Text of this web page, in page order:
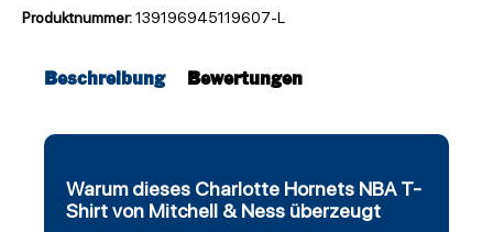
Produktnummer:139196945119607-L
Beschreibung Bewertungen
Warum dieses Charlotte Hornets NBA T-
Shirt von Mitchell & Ness überzeugt